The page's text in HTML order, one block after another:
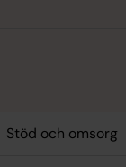
Stöd och omsorg